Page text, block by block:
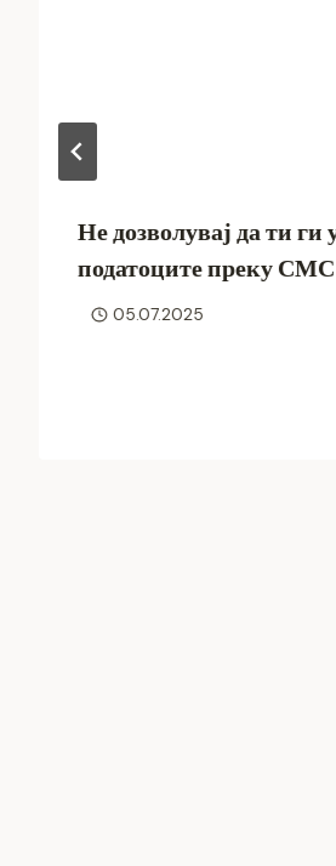
Не дозволувај да ти ги
податоците преку
05.07.2025